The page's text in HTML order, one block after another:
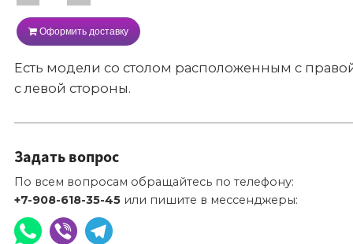
Оформить доставку
Есть модели со столом расположенным с
с левой стороны.
Задать вопрос
По всем вопросам обращайтесь по телефону:
+7-908-618-35-45 или пишите в мессенджеры: